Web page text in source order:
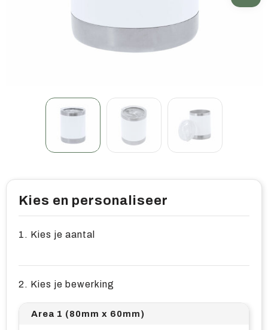
Home & living
Overige relatiegeschenken
Kies en personaliseer
1. Kies je aantal
2. Kies je bewerking
Area 1 (80mm x 60mm)